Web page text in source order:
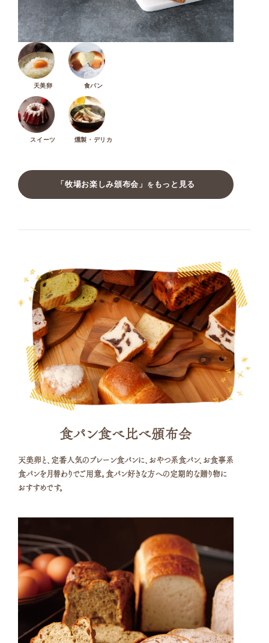
天美卵 食パン
スイーツ 燻製・デリカ
「牧場お楽しみ頒布会」 を もっと見る
食パン食べ比べ頒布会
天美卵と、定番人気のプレーン食パンに、おやつ系食パン、お食事系
食パンを月替わりでご用意。食パン好きな方への定期的な贈り物に
おすすめです。